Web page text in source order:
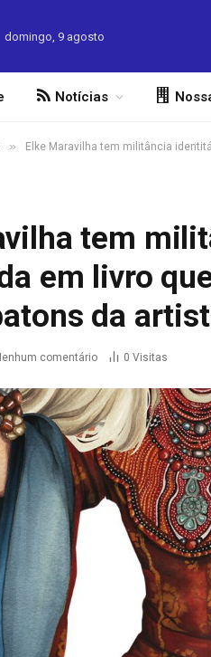
domingo, 9 agosto
Notícias
» Elke Maravilha tem militância
tem
em livro
da
comentário 0 Visitas